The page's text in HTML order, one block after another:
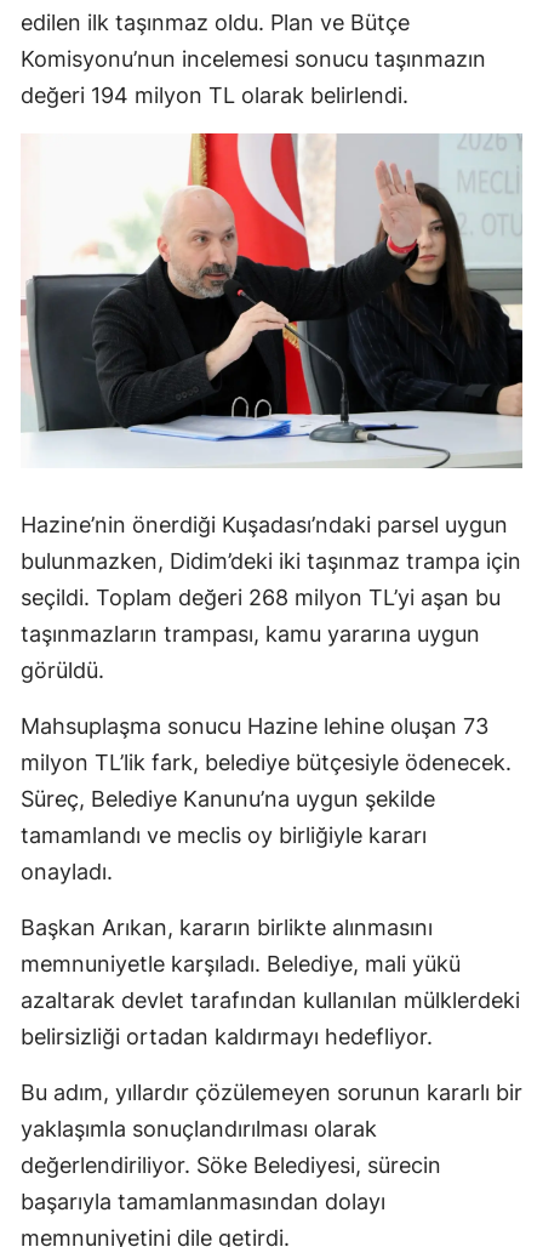
edilen ilk taşınmaz oldu. Plan ve Bütçe
Komisyonu’nun incelemesi sonucu taşınmazın
değeri 194 milyon TL olarak belirlendi.
Hazine’nin önerdiği Kuşadası’ndaki parsel uygun
bulunmazken, Didim’deki iki taşınmaz trampa için
seçildi. Toplam değeri 268 milyon TL’yi aşan bu
taşınmazların trampası, kamu yararına uygun
görüldü.
Mahsuplaşma sonucu Hazine lehine oluşan 73
milyon TL’lik fark, belediye bütçesiyle ödenecek.
Süreç, Belediye Kanunu’na uygun şekilde
tamamlandı ve meclis oy birliğiyle kararı
onayladı.
Başkan Arıkan, kararın birlikte alınmasını
memnuniyetle karşıladı. Belediye, mali yükü
azaltarak devlet tarafından kullanılan mülklerdeki
belirsizliği ortadan kaldırmayı hedefliyor.
Bu adım, yıllardır çözülemeyen sorunun kararlı bir
yaklaşımla sonuçlandırılması olarak
değerlendiriliyor. Söke Belediyesi, sürecin
başarıyla tamamlanmasından dolayı
memnuniyetini dile getirdi.